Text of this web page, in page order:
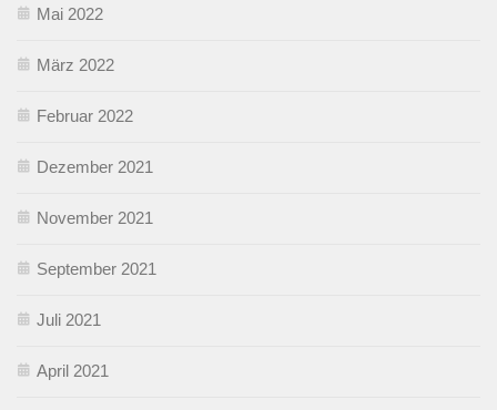
Mai 2022
März 2022
Februar 2022
Dezember 2021
November 2021
September 2021
Juli 2021
April 2021